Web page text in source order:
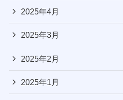
2025年4月
2025年3月
2025年2月
2025年1月